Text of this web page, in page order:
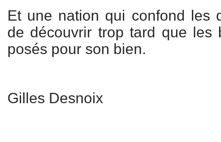
Et une nation qui confond les
de découvrir trop tard que les
posés pour son bien.
Gilles Desnoix